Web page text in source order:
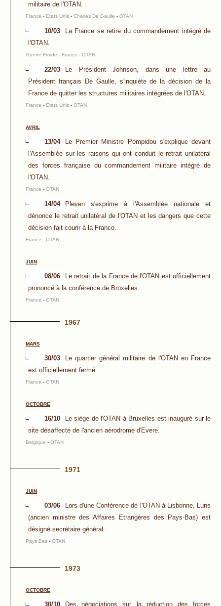
militaire de l'OTAN.
France - Etats Unis - Charles De Gaulle - OTAN
10/03
La France se retire du commandement intégré de
l'OTAN.
Guerre Froide - France - OTAN
22/03
Le Président Johnson, dans une lettre au
Président français De Gaulle, s'inquiète de la décision de la
France de quitter les structures militaires intégrées de l'OTAN.
France - Etats Unis - OTAN
AVRIL
13/04
Le Premier Ministre Pompidou s'explique devant
l'Assemblée sur les raisons qui ont conduit le retrait unilatéral
des forces française du commandement militaire intégré de
l'OTAN.
France - OTAN
14/04
Pleven s'exprime à l'Assemblée nationale et
dénonce le retrait unilatéral de l'OTAN et les dangers que cette
décision fait courir à la France.
France - OTAN
JUIN
08/06
Le retrait de la France de l'OTAN est officiellement
prononcé à la conférence de Bruxelles.
France - OTAN
1967
MARS
30/03
Le quartier général militaire de l'OTAN en France
est officiellement fermé.
France - OTAN
OCTOBRE
16/10
Le siège de l'OTAN à Bruxelles est inauguré sur le
site désaffecté de l'ancien aérodrome d'Evere.
Belgique - OTAN
1971
JUIN
03/06
Lors d'une Conférence de l'OTAN à Lisbonne, Luns
(ancien ministre des Affaires Etrangères des Pays-Bas) est
désigné secrétaire général.
Pays Bas - OTAN
1973
OCTOBRE
30/10 Des négociations sur la réduction des forces